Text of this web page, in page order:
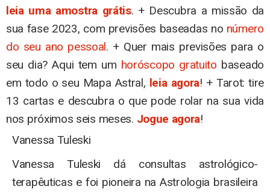
leia uma amostra grátis. + Descubra a missão da
sua fase 2023, com previsões baseadas no número
do seu ano pessoal. + Quer mais previsões para o
seu dia? Aqui tem um horóscopo gratuito baseado
em todo o seu Mapa Astral, leia agora! + Tarot: tire
13 cartas e descubra o que pode rolar na sua vida
nos próximos seis meses. Jogue agora!
Vanessa Tuleski
Vanessa Tuleski dá consultas astrológico-
terapêuticas e foi pioneira na Astrologia brasileira